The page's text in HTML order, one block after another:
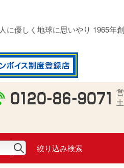
人に優しく地球に思いやり 1965年
絞り込み検索